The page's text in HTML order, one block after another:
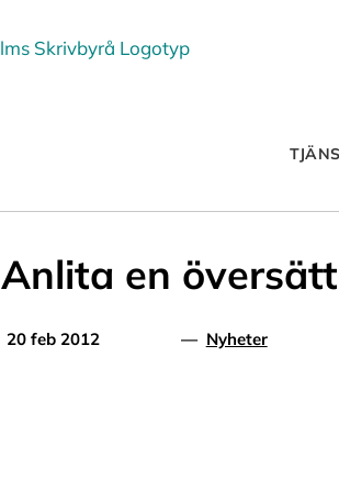
Anlita en
20 feb 2012 — Nyheter